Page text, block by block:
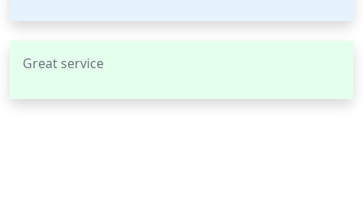
Great service